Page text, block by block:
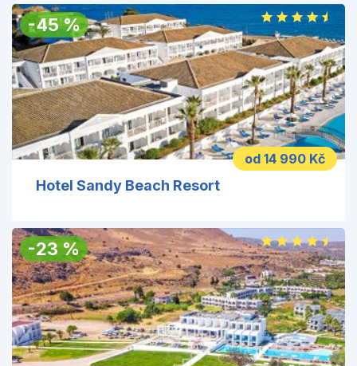
od 14 990 Kč
-45%
Hotel Sandy Beach Resort
-23 %